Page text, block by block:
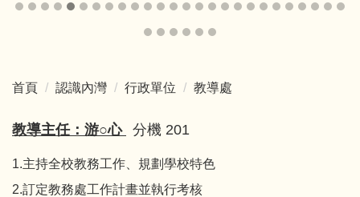
首頁 認識內灣 行政單位 教導處
教導主任：游○心 分機 201
1.主持全校教務工作、規劃學校特色
2.訂定教務處工作計畫並執行考核